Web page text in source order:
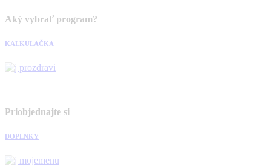
Aký vybrať program?
KALKULAČKA
Priobjednajte si
DOPLNKY